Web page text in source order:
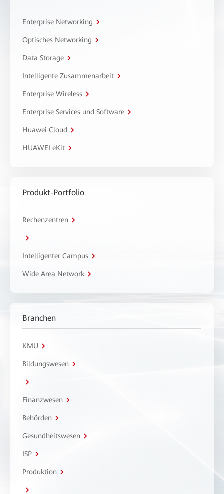
Enterprise Networking
Optisches Networking
Data Storage
Intelligente Zusammenarbeit
Enterprise Wireless
Enterprise Services und Software
Huawei Cloud
HUAWEI eKit
Produkt-Portfolio
Rechenzentren
Intelligenter Campus
Wide Area Network
Branchen
KMU
Bildungswesen
Finanzwesen
Behörden
Gesundheitswesen
ISP
Produktion